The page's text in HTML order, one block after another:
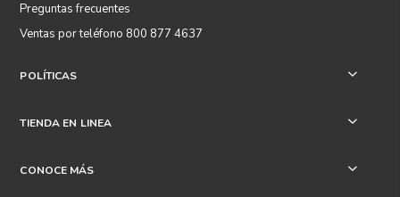
Preguntas frecuentes
Ventas por teléfono 800 877 4637
POLÍTICAS +
TIENDA EN LINEA +
CONOCE MÁS +